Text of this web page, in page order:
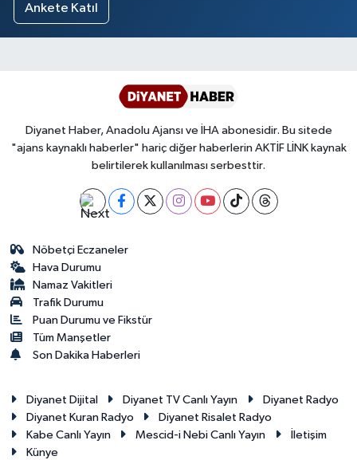
Ankete Katıl
Diyanet Haber, Anadolu Ajansı ve İHA abonesidir. Bu sitede
"ajans kaynaklı haberler" hariç diğer haberlerin AKTİF LİNK kaynak
belirtilerek kullanılması serbesttir.
Nöbetçi Eczaneler
Hava Durumu
Namaz Vakitleri
Trafik Durumu
Puan Durumu ve Fikstür
Tüm Manşetler
Son Dakika Haberleri
Diyanet Dijital Diyanet TV Canlı Yayın
Diyanet Radyo
Diyanet Kuran Radyo
Diyanet Risalet Radyo
Kabe Canlı Yayın
Mescid-i Nebi Canlı Yayın
İletişim
Künye